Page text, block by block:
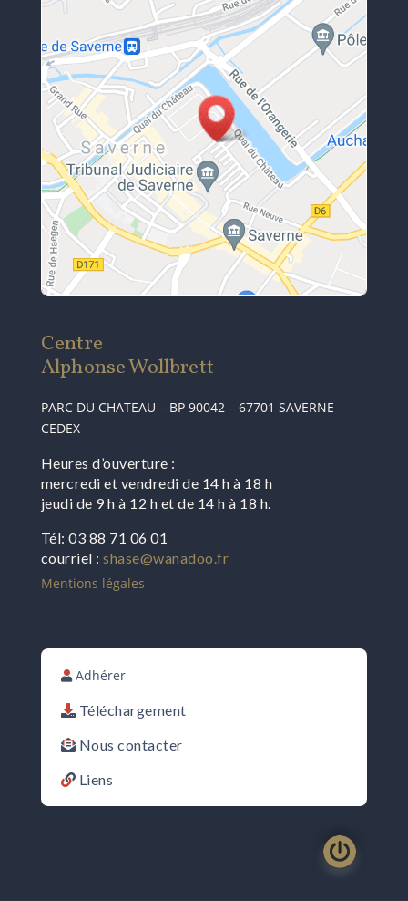
Centre
Alphonse Wollbrett
PARC DU CHATEAU – BP 90042 – 67701 SAVERNE
CEDEX
Heures d’ouverture :
mercredi et vendredi de 14 h à 18 h
jeudi de 9 h à 12 h et de 14 h à 18 h.
Tél: 03 88 71 06 01
courriel :shase@wanadoo.fr
Mentions légales
Adhérer
Téléchargement
Nous contacter
Liens